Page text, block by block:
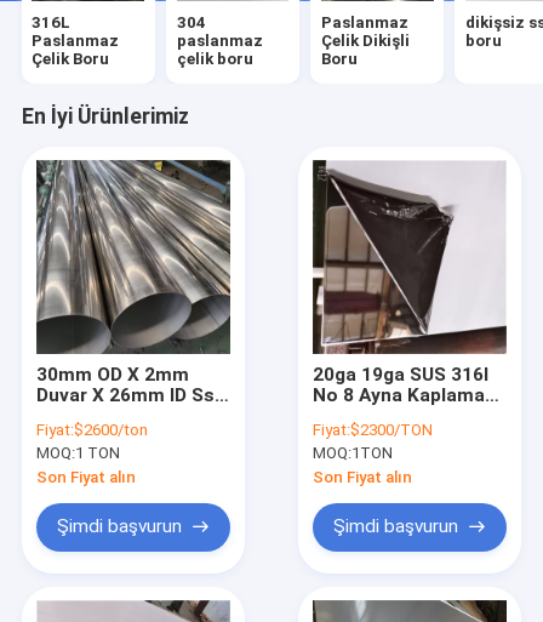
316L
Paslanmaz
Çelik Boru
304
paslanmaz
çelik boru
Paslanmaz
Çelik Dikişli
Boru
dikişsiz
boru
En İyi Ürünlerimiz
30mm OD X 2mm
Duvar X 26mm ID Ss
Paslanmaz Boru
Kaynağı 310s 317l
SUS AISI
Fiyat:$2600/ton
MOQ:1 TON
Son Fiyat alın
Şimdi başvurun
20ga 19ga SUS 316l
No 8 Ayna Kaplama
Levha 0.5mm Ss
Ayna Levhası
Fiyat:$2300/TON
MOQ:1TON
Son Fiyat alın
Şimdi başvurun